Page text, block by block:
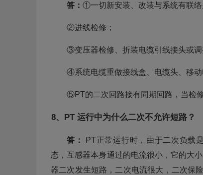
答： ①一切新安装、改装与系统有联络
②进线检修；
③变压器检修、折装电缆引线接头或调
④系统电缆重做接线盒、电缆头、移动
⑤PT的二次回路接有同期回路，当检
8、PT 运行中为什么二次不允许短路？
答：
PT正常运行时，由于二次负载
态，互感器本身通过的电流很小，它的大
器二次发生短路，二次电流很大，二次保